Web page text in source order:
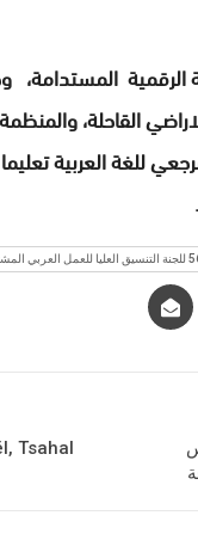
الرقمية
القاحلة،
للغة العربية
Tsahal